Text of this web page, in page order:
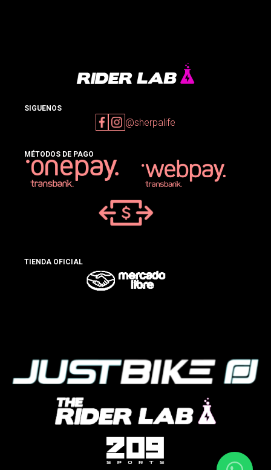
SIGUENOS
@sherpalife
MÉTODOS DE PAGO
TIENDA OFICIAL